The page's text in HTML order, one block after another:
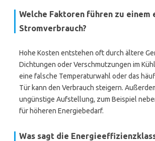
Welche Faktoren führen zu einem
Stromverbrauch?
Hohe Kosten entstehen oft durch ältere
Dichtungen oder Verschmutzungen im
eine falsche Temperaturwahl oder das
Tür kann den Verbrauch steigern.
ungünstige Aufstellung, zum Beispiel
für höheren Energiebedarf.
Was sagt die